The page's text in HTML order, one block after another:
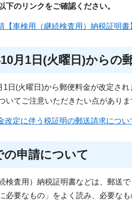
下のリンクをご確認ください。
【車検用（継続検査用）納税証明書
月1日(火曜日)からの
1日(火曜日)から郵便料金が改定され
いてご注意いただきたい点があり
改定に伴う税証明の郵送請求につい
の申請について
検査用）納税証明書などは、郵送
必要なもの」をよく読み、必要な